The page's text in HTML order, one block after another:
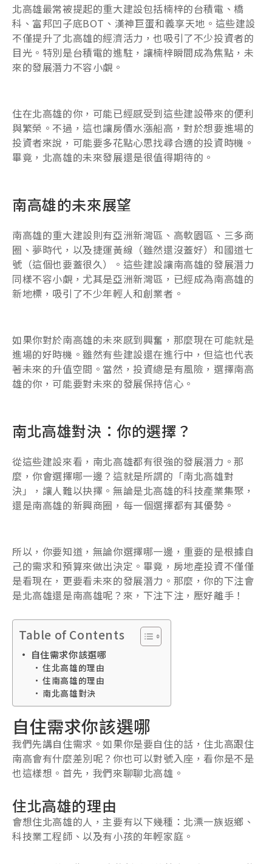
北高雄最常被提起的重大建設包括楠梓的台積電、橋
科、富邦凹子底BOT、漢神巨蛋和義享天地。這些建設
不僅提升了北高雄的經濟活力，也吸引了不少投資者的
目光。特別是台積電的進駐，讓楠梓瞬間成為焦點，未
來的發展潛力不容小覷。
住在北高雄的你，可能已經感受到這些建設帶來的便利
與繁榮。不過，這也讓房價水漲船高，對於想要進場的
投資者來說，可能要多花點心思找尋合適的投資時機。
畢竟，北高雄的未來發展還是很值得期待的。
南高雄的未來展望
南高雄的重大建設則有亞洲新灣區、高軟園區、三多商
圈、夢時代，以及捷運黃線（雖然還沒蓋好）和國道七
號（這個也要蓋很久）。這些建設讓南高雄的發展潛力
同樣不容小覷，尤其是亞洲新灣區，已經成為南高雄的
新地標，吸引了不少年輕人和創業者。
如果你對於南高雄的未來感到興奮，那麼現在可能就是
進場的好時機。雖然有些建設還在進行中，但這也代表
著未來的升值空間。當然，投資總是有風險，選擇南高
雄的你，可能要對未來的發展保持信心。
南北高雄對決：你的選擇？
從這些建設來看，南北高雄都有很強的發展潛力。那
麼，你會選擇哪一邊？這就是所謂的「南北高雄對
決」，讓人難以抉擇。無論是北高雄的科技產業集聚，
還是南高雄的新興商圈，每一個選擇都有其優勢。
所以，你要知道，無論你選擇哪一邊，重要的是根據自
己的需求和預算來做出決定。畢竟，房地產投資不僅僅
是看現在，更要看未來的發展潛力。那麼，你的下注會
是北高雄還是南高雄呢？來，下注下注，壓好離手！
Table of Contents
自住需求你該選哪
住北高雄的理由
住南高雄的理由
南北高雄對決
自住需求你該選哪
我們先講自住需求。如果你是要自住的話，住北高跟住
南高會有什麼差別呢？你也可以對號入座，看你是不是
也這樣想。首先，我們來聊聊北高雄。
住北高雄的理由
會想住北高雄的人，主要有以下幾種：北漂一族返鄉、
科技業工程師、以及有小孩的年輕家庭。